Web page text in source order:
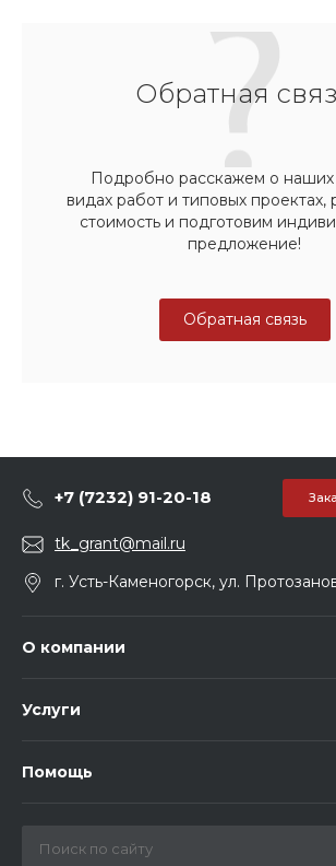
Обратная
Подробно расскажем о наших
видах работ и типовых проектах,
стоимость и подготовим
предложение!
Обратная связь
+7 (7232) 91-20-18
tk_grant@mail.ru
г. Усть-Каменогорск, ул.
О компании
Услуги
Помощь